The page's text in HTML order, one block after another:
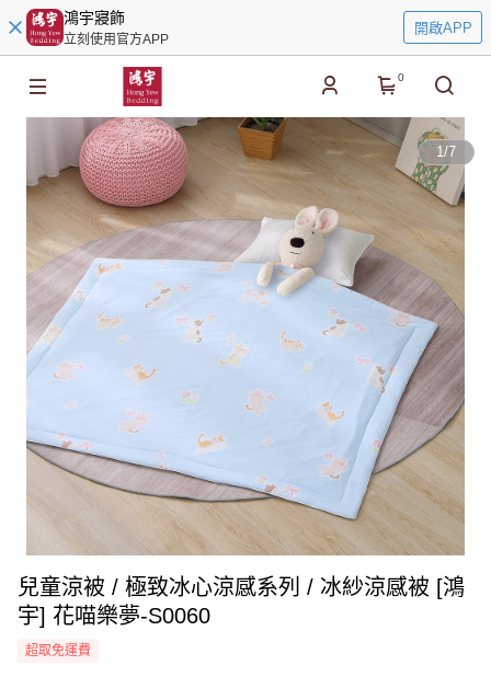
鴻宇寢飾
立刻使用官方APP
開啟APP
0
1/7
兒童涼被 / 極致冰心涼感系列 / 冰紗涼感被 [鴻
宇] 花喵樂夢-S0060
超取免運費